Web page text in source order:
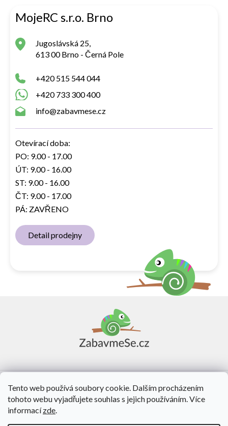
Tento web používá soubory cookie. Dalším procházením
tohoto webu vyjadřujete souhlas s jejich používáním. Více
informacízde.
MojeRC s.r.o. Brno
Jugoslávská 25,
613 00 Brno - Černá Pole
+420 515 544 044
+420 733 300 400
info@zabavmese.cz
Otevírací doba:
PO: 9.00 - 17.00
ÚT: 9.00 - 16.00
ST: 9.00 - 16.00
ČT: 9.00 - 17.00
PÁ: ZAVŘENO
Detail prodejny
O nás